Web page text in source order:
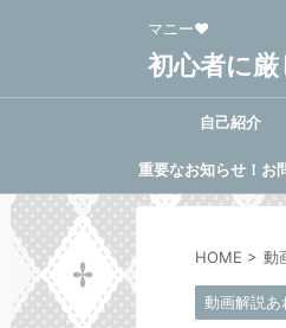
マニー❤
初心者に
自己紹介
重要なお知らせ！お
HOME > 動
動画解説あ